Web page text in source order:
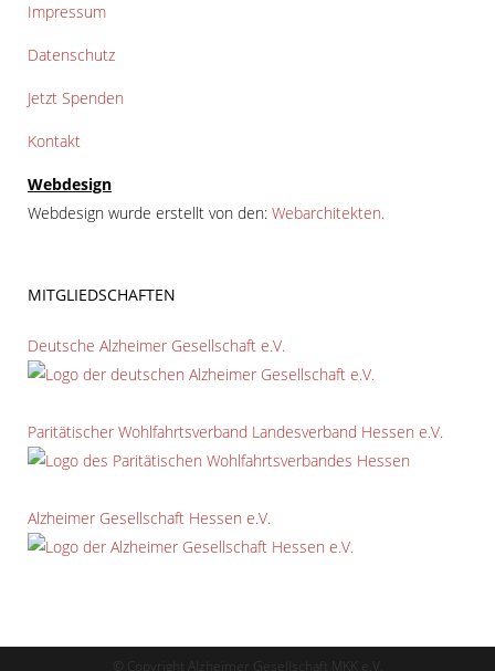
Impressum
Datenschutz
Jetzt Spenden
Kontakt
Webdesign
Webdesign wurde erstellt von den: Webarchitekten.
MITGLIEDSCHAFTEN
Deutsche Alzheimer Gesellschaft e.V.
Paritätischer Wohlfahrtsverband Landesverband Hessen e.V.
Alzheimer Gesellschaft Hessen e.V.
© Copyright Alzheimer Gesellschaft MKK e.V.